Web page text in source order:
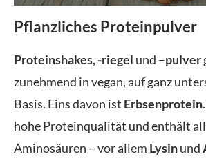
Pflanzliches Proteinpulver
Proteinshakes, -riegel und –pulver
zunehmend in vegan, auf ganz
Basis. Eins davon ist Erbsenprotein
hohe Proteinqualität und enthält
Aminosäuren – vor allem Lysinund